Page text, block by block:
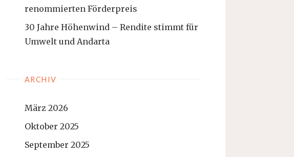
renommierten Förderpreis
30 Jahre Höhenwind – Rendite stimmt für
Umwelt und Andarta
ARCHIV
März 2026
Oktober 2025
September 2025